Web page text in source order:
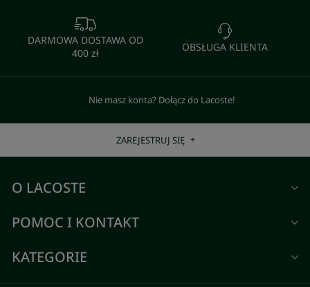
DARMOWA DOSTAWA OD
400 zł
OBSŁUGA KLIENTA
Nie masz konta? Dołącz do Lacoste!
ZAREJESTRUJ SIĘ
O LACOSTE
POMOC I KONTAKT
KATEGORIE